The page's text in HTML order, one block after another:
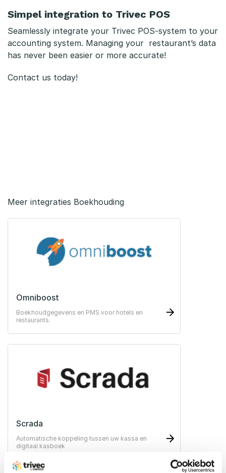
Simpel integration to Trivec POS
Seamlessly integrate your Trivec POS-system to your
accounting system. Managing your restaurant’s data
has never been easier or more accurate!
Contact us today!
Meer integraties Boekhouding
Omniboost
Boekhoudgegevens en PMS voor hotels en
restaurants.
Scrada
Automatische koppeling tussen uw kassa en
digitaal kasboek